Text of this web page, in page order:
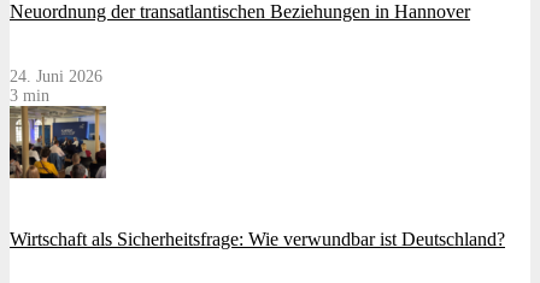
Neuordnung der transatlantischen Beziehungen in Hannover
24. Juni 2026
3 min
Wirtschaft als Sicherheitsfrage: Wie verwundbar ist Deutschland?